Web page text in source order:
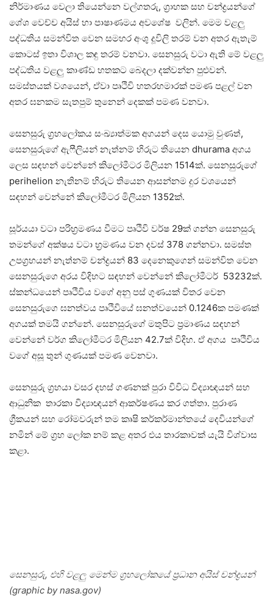
නිර්මාණය වෙලා තියෙන්නෙ වල්ගතරු, ග්‍රාහක සහ චන්ද්‍රයන්ගේ
ශේශ වෙච්ච අයිස් හා පාෂාණමය අවශේෂ වලින්. මෙම වළලු
පද්ධතිය සමන්විත වෙන සමහර අංශු දූවිලි තරම් වන අතර ඇතැම්
කොටස් ඉතා විශාල කඳු තරම් වනවා. සෙනසුරු වටා ඇති මේ වළලු
පද්ධතිය වළලු කාණ්ඩ හතකට බෙදලා දක්වන්න පුළුවන්.
සමස්තයක් වශයෙන්, ඒවා පෘථිවි හතරහමාරක් පමණ පළල් වන
අතර ඝනකම සැතපුම් තුනෙන් දෙකක් පමණ වනවා.
සෙනසුරු ග්‍රහලෝකය සංඛ්‍යාත්මක අගයන් දෙස යොමු වුණත්,
සෙනසුරුගේ ඇෆීලියන් නැත්නම් හිරුට තියෙන dhurama අගය
ලෙස සඳහන් වෙන්නේ කිලෝමීටර මිලියන 1514ක්. සෙනසුරුගේ
perihelion නැතිනම් හිරුට තියෙන ආසන්නම දුර වශයෙන්
සඳහන් වෙන්නේ කිලෝමීටර මිලියන 1352ක්.
සූර්යයා වටා පරිභ්‍රමණය වීමට පෘථිවි වර්ෂ 29ක් ගන්න සෙනසුරු
තමන්ගේ අක්ෂය වටා භ්‍රමණය වන දවස් 378 ගන්නවා. සමස්ත
උපග්‍රහයන් නැත්නම් චන්ද්‍රයන් 83 දෙනෙකුගෙන් සමන්විත වෙන
සෙනසුරුගෙ අරය විදිහට සඳහන් වෙන්නේ කිලෝමීටර් 53232ක්.
ස්කන්ධයෙන් පෘථිවිය වගේ අනු පස් ගුණයක් විතර වෙන
සෙනසුරුගෙ ඝනත්වය පෘථිවියේ ඝනත්වයෙන් 0.1246ක පමණක්
අගයක් තමයි ගන්නේ. සෙනසුරුගේ මතුපිට ප්‍රමාණය සඳහන්
වෙන්නේ වර්ග කිලෝමීටර මිලියන 42.7ක් විදිහ. ඒ අගය පෘථිවිය
වගේ අසූ තුන් ගුණයක් පමණ වෙනවා.
සෙනසුරු ග්‍රහයා වසර දහස් ගණනක් පුරා විවිධ විද්‍යාඥයන් සහ
ආධුනික තාරකා විද්‍යාඥයන් ආකර්ෂණය කර ගත්තා. පුරාණ
ග්‍රීකයන් සහ රෝමවරුන් තම කෘෂි කර්කර්මාන්තයේ දෙවියන්ගේ
නමින් මේ ග්‍රහ ලෝක නම් කළ අතර එය තාරකාවක් යැයි විශ්වාස
කළා.
සෙනසුරු, එහි වළලු මෙන්ම ග්‍රහලෝකයේ ප්‍රධාන අයිස් චන්ද්‍රයන්
(graphic by nasa.gov)